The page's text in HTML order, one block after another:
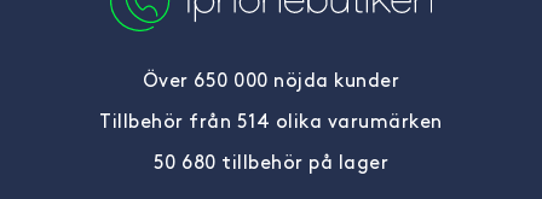
Över 650 000 nöjda kunder
Tillbehör från 514 olika varumärken
50 680 tillbehör på lager